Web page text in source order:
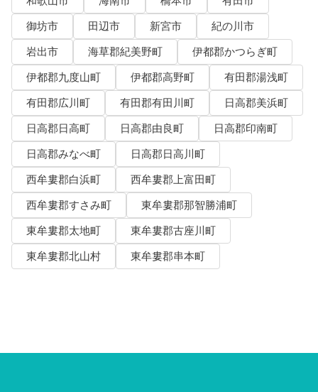
御坊市
田辺市 新宮市
紀の川市
岩出市
海草郡紀美野町
伊都郡かつらぎ町
伊都郡九度山町
伊都郡高野町
有田郡湯浅町
有田郡広川町
有田郡有田川町
日高郡美浜町
日高郡日高町
日高郡由良町
日高郡印南町
日高郡みなべ町
日高郡日高川町
西牟婁郡白浜町
西牟婁郡上富田町
西牟婁郡すさみ町
東牟婁郡那智勝浦町
東牟婁郡太地町
東牟婁郡古座川町
東牟婁郡北山村
東牟婁郡串本町